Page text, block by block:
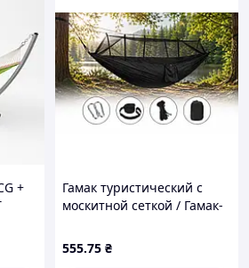
+
Гамак туристический с
москитной сеткой / Гамак-
карманом 220x120 см
Черный
555.75 ₴